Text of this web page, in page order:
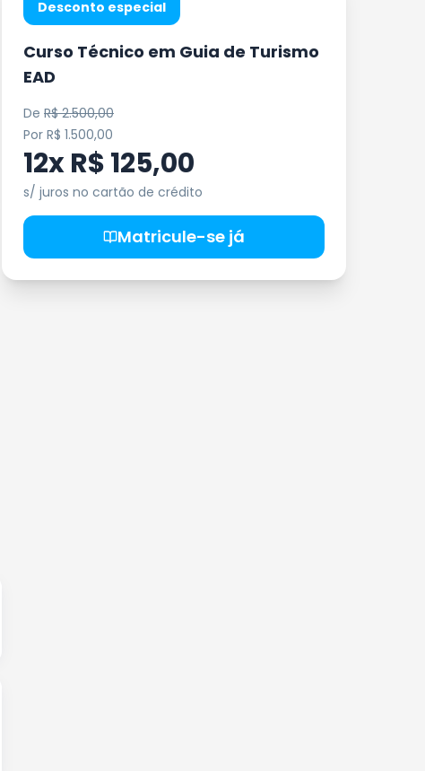
Desconto especial
Curso Técnico em Guia de Turismo
EAD
De R$ 2.500,00
Por R$ 1.500,00
12x R$ 125,00
s/ juros no cartão de crédito
Matricule-se já